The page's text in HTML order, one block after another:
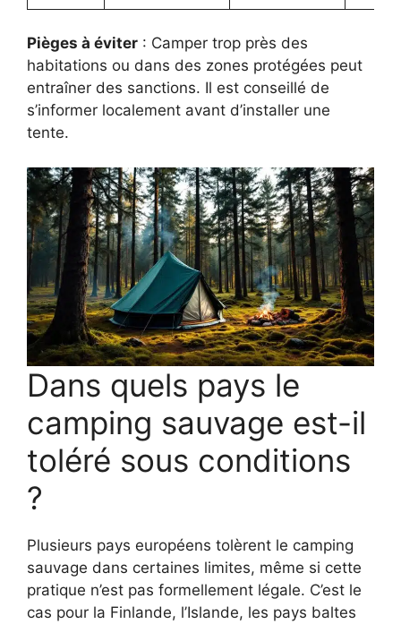
Pièges à éviter : Camper trop près des
habitations ou dans des zones protégées peut
entraîner des sanctions. Il est conseillé de
s’informer localement avant d’installer une
tente.
Dans quels pays le
camping sauvage est-il
toléré sous conditions
?
Plusieurs pays européens tolèrent le camping
sauvage dans certaines limites, même si cette
pratique n’est pas formellement légale. C’est le
cas pour la Finlande, l’Islande, les pays baltes